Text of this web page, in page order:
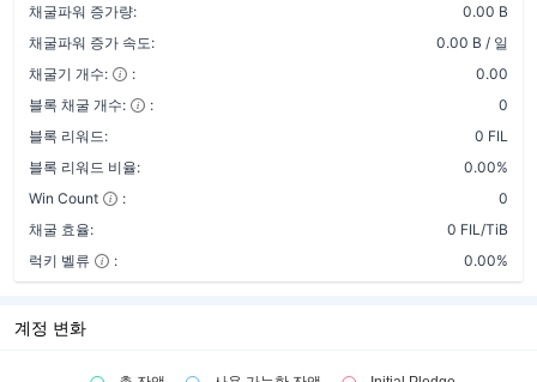
채굴파워 증가량:
0.00 B
채굴파워 증가 속도:
0.00 B / 일
채굴기 개수:
:
0.00
블록 채굴 개수:
:
0
블록 리워드:
0 FIL
블록 리워드 비율:
0.00%
Win Count
:
0
채굴 효율:
0 FIL/TiB
럭키 벨류
: 0.00%
계정 변화